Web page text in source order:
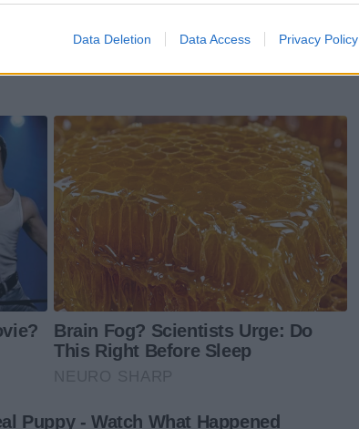
Data Deletion Data Access Privacy Policy